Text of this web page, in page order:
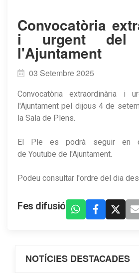
Convocatòria
i urgent del
l'Ajuntament
03 Setembre 2025
Convocatòria extraordinària i
l'Ajuntament pel dijous 4 de
la Sala de Plens.
El Ple es podrà seguir en
de Youtube de l'Ajuntament.
Podeu consultar l'ordre del dia
Fes difusió
NOTÍCIES DESTACADES